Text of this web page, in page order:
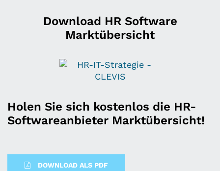
Download HR Software
Marktübersicht
Holen Sie sich kostenlos die HR-
Softwareanbieter Marktübersicht!
DOWNLOAD ALS PDF